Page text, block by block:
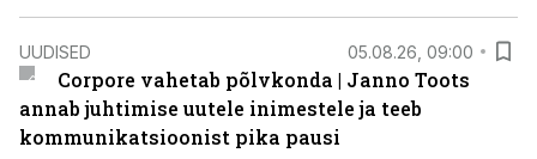
UUDISED 05.08.26, 09:00
Corpore vahetab põlvkonda | Janno Toots
annab juhtimise uutele inimestele ja teeb
kommunikatsioonist pika pausi